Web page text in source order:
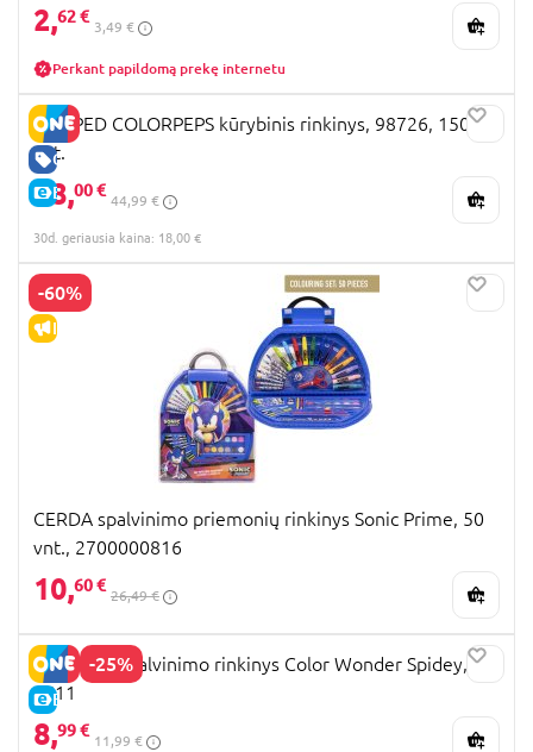
2,62 €
3,49 €
Perkant papildomą prekę internetu
GERA KAINA
E-KAINA
MAPPED COLORPEPS kūrybinis rinkinys, 98726, 150
vnt.
18,00 €
44,99 €
30d. geriausia kaina: 18,00 €
-60%
IŠPARDAVIMAS
CERDA spalvinimo priemonių rinkinys Sonic Prime, 50
vnt., 2700000816
10,60 €
26,49 €
-25%
E-KAINA
CRAYOLA spalvinimo rinkinys Color Wonder Spidey, 75-
4611
8,99 €
11,99 €